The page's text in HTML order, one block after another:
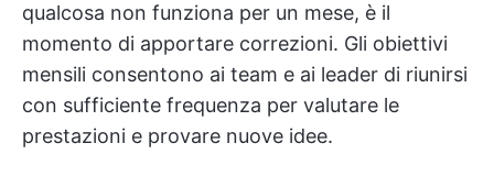
qualcosa non funziona per un mese, è il
momento di apportare correzioni. Gli obiettivi
mensili consentono ai team e ai leader di riunirsi
con sufficiente frequenza per valutare le
prestazioni e provare nuove idee.